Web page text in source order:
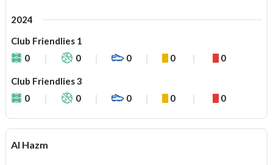
2024
Club Friendlies 1
0
0 0 0 0
Club Friendlies 3
0
0 0 0 0
Al Hazm